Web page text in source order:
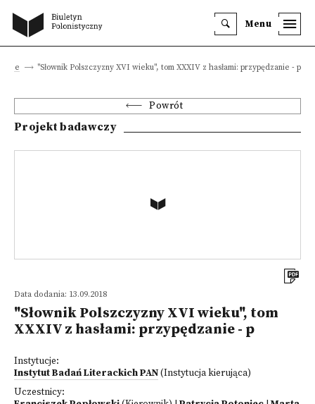
Menu
"Słownik Polszczyzny XVI wieku", tom XXXIV z hasłami: przypędzanie - p
Powrót
Projekt badawczy
Data dodania: 13.09.2018
"Słownik Polszczyzny XVI wieku", tom
XXXIV z hasłami: przypędzanie - p
Instytucje:
Instytut Badań Literackich PAN(Instytucja kierująca)
Uczestnicy: